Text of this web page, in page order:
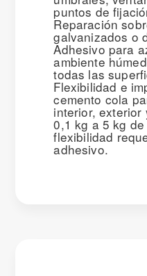
puntos de
Reparación
galvanizados o
Adhesivo para
ambiente
todas las
Flexibilidad e
cemento cola
interior, exterior
0,1 kg a 5 kg
flexibilidad
adhesivo.